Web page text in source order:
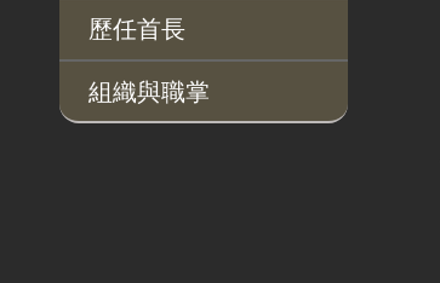
歷任首長
組織與職掌